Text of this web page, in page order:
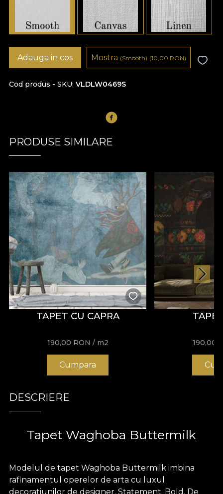
Cod produs - SKU VLDLW0469S
Adauga in cos Mostra (Smooth) (10,00 RON)
PRODUSE SIMILARE
TAPET CU CAPRA
190,00 RON / m2
Cumpara
190,00
DESCRIERE
Tapet Waghoba Buttermilk
Modelul de tapet Waghoba Buttermilk imbina
rafinamentul operelor de arta cu luxul
decoratiunilor de designer. Statement. Bold. De